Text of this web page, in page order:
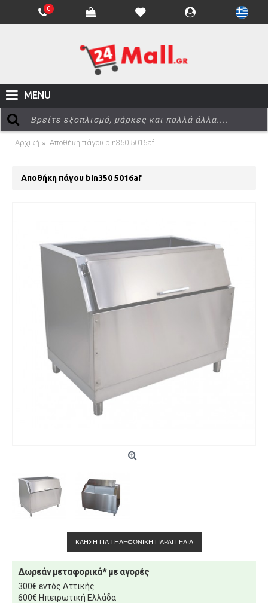
0
MENU
Αρχική Αποθήκη πάγου bin350 5016af
Αποθήκη πάγου bin350 5016af
ΚΛΉΣΗ ΓΙΑ ΤΗΛΕΦΩΝΙΚΉ ΠΑΡΑΓΓΕΛΊΑ
Δωρεάν μεταφορικά* με αγορές
300€ εντός Αττικής
600€ Ηπειρωτική Ελλάδα